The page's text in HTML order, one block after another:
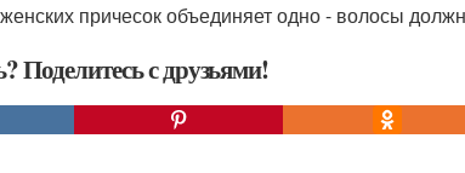
причесок объединяет одно - волосы
Поделитесь с друзьями!